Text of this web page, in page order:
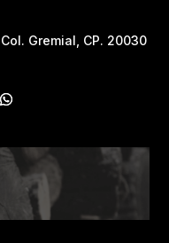
Gremial, CP. 20030